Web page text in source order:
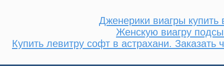
Дженерики виагры купить
Женскую виагру
Купить левитру софт в астрахани. Заказать